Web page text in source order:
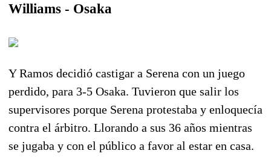
Williams - Osaka
Y Ramos decidió castigar a Serena con un juego
perdido, para 3-5 Osaka. Tuvieron que salir los
supervisores porque Serena protestaba y enloquecía
contra el árbitro. Llorando a sus 36 años mientras
se jugaba y con el público a favor al estar en casa.